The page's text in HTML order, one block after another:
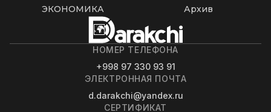
ЭКОНОМИКА
Архив
НОМЕР ТЕЛЕФОНА
+998 97 330 93 91
ЭЛЕКТРОННАЯ ПОЧТА
d.darakchi@yandex.ru
СЕРТИФИКАТ